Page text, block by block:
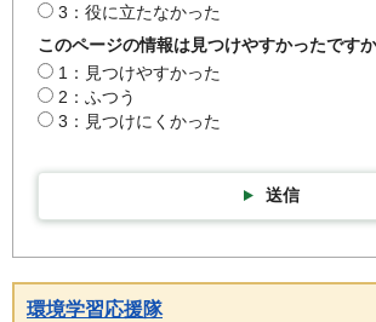
3：役に立たなかった
このページの情報は見つけやすかったです
1：見つけやすかった
2：ふつう
3：見つけにくかった
送信
環境学習応援隊